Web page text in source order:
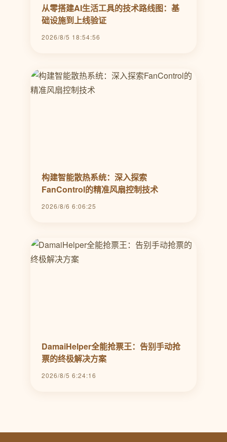
从零搭建AI生活工具的技术路线图：基
础设施到上线验证
2026/8/5 18:54:56
构建智能散热系统：深入探索
FanControl的精准风扇控制技术
2026/8/6 6:06:25
DamaiHelper全能抢票王：告别手动抢
票的终极解决方案
2026/8/5 6:24:16